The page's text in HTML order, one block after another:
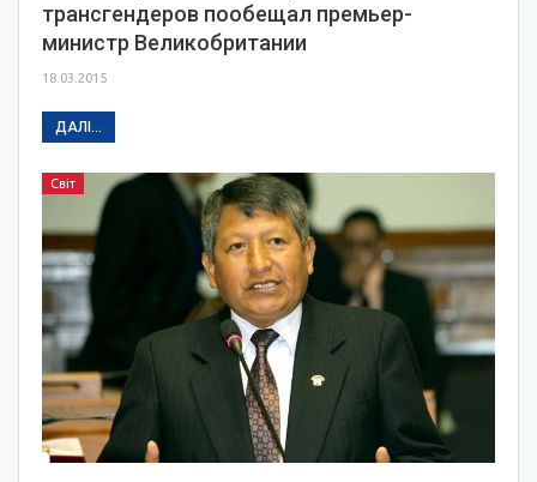
трансгендеров пообещал премьер-
министр Великобритании
18.03.2015
ДАЛІ...
Світ